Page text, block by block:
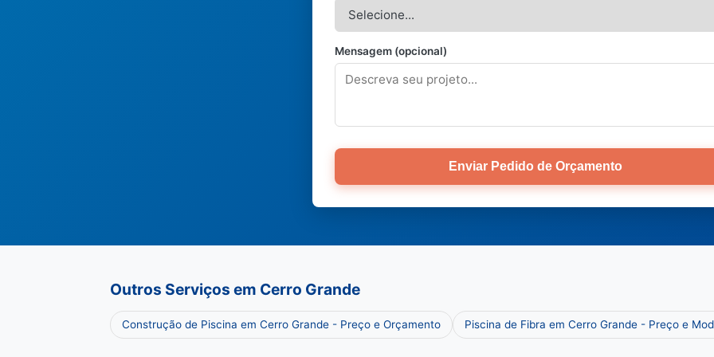
Mensagem (opcional)
Enviar Pedido de Orçamento
Outros Serviços em Cerro Grande
Construção de Piscina em Cerro Grande - Preço e Orçamento Piscina de Fibra em Cerro Grande - Preço e